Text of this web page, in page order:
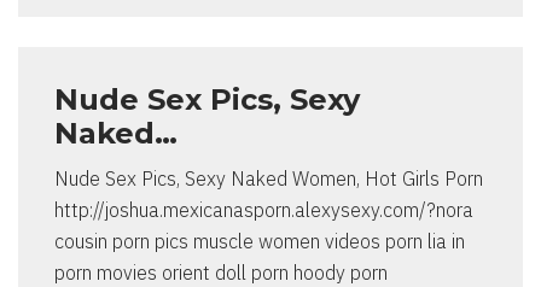
Nude Sex Pics, Sexy
Naked…
Nude Sex Pics, Sexy Naked Women, Hot Girls Porn
http://joshua.mexicanasporn.alexysexy.com/?nora
cousin porn pics muscle women videos porn lia in
porn movies orient doll porn hoody porn